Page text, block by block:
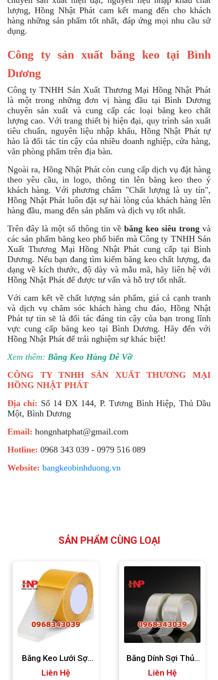
lượng, Hồng Nhật Phát cam kết mang đến cho khách
hàng những sản phẩm tốt nhất, đáp ứng mọi nhu cầu sử
dụng.
Công ty sản xuất băng keo tại Bình
Dương
Công ty TNHH Sản Xuất Thương Mại Hồng Nhật Phát
là một trong những đơn vị hàng đầu tại Bình Dương
chuyên sản xuất và cung cấp các loại băng keo chất
lượng cao. Với trang thiết bị hiện đại, quy trình sản xuất
tiêu chuẩn, nguyên liệu nhập khẩu, Hồng Nhật Phát tự
hào là đối tác tin cậy của nhiều doanh nghiệp, cửa hàng,
văn phòng phẩm trên địa bàn.
Ngoài ra, Hồng Nhật Phát còn cung cấp dịch vụ đặt hàng
theo yêu cầu, in logo, thông tin lên băng keo theo ý
khách hàng. Với phương châm "Chất lượng là uy tín",
Hồng Nhật Phát luôn đặt sự hài lòng của khách hàng lên
hàng đầu, mang đến sản phẩm và dịch vụ tốt nhất.
Trên đây là một số thông tin vềbăng keo siêu trong và
các sản phẩm băng keo phổ biến mà Công ty TNHH Sản
Xuất Thương Mại Hồng Nhật Phát cung cấp tại Bình
Dương. Nếu bạn đang tìm kiếm băng keo chất lượng, đa
dạng về kích thước, độ dày và mẫu mã, hãy liên hệ với
Hồng Nhật Phát để được tư vấn và hỗ trợ tốt nhất.
Với cam kết về chất lượng sản phẩm, giá cả cạnh tranh
và dịch vụ chăm sóc khách hàng chu đáo, Hồng Nhật
Phát tự tin sẽ là đối tác đáng tin cậy của bạn trong lĩnh
vực cung cấp băng keo tại Bình Dương. Hãy đến với
Hồng Nhật Phát để trải nghiệm sự khác biệt!
Xem thêm: Băng Keo Hàng Dễ Vỡ
CÔNG TY TNHH SẢN XUẤT THƯƠNG MẠI
HỒNG NHẬT PHÁT
Địa chỉ: Số 14 ĐX 144, P. Tương Bình Hiệp, Thủ Dầu
Một, Bình Dương
Email: hongnhatphat@gmail.com
Hotline: 0968 343 039 - 0979 516 089
Website: bangkeobinhduong.vn
SẢN PHẨM CÙNG LOẠI
Băng Keo Lưới Sợi
Thủy Tinh
Liên Hệ
Băng Dính Sợi Thủy
Tinh 150micron
Liên Hệ